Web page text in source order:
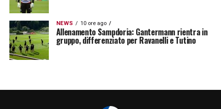
NEWS 10 ore ago
Allenamento Sampdoria: Gantermann rientra in
gruppo, differenziato per Ravanelli e Tutino